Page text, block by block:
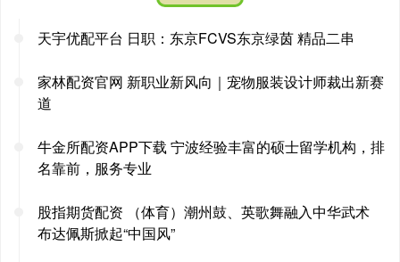
天宇优配平台 日职：东京FCVS东京绿茵 精品二串
家林配资官网 新职业新风向｜宠物服装设计师裁出新赛
道
牛金所配资APP下载 宁波经验丰富的硕士留学机构，排
名靠前，服务专业
股指期货配资 （体育）潮州鼓、英歌舞融入中华武术
布达佩斯掀起“中国风”